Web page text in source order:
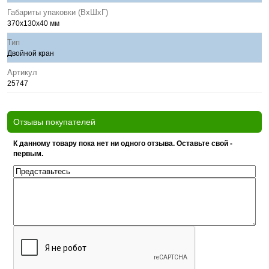
Габариты упаковки (ВхШхГ)
370x130x40 мм
Тип
Двойной кран
Артикул
25747
Отзывы покупателей
К данному товару пока нет ни одного отзыва. Оставьте свой -
первым.